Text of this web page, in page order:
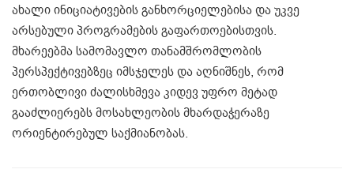
ახალი ინიციატივების განხორციელებისა და უკვე
არსებული პროგრამების გაფართოებისთვის.
მხარეებმა სამომავლო თანამშრომლობის
პერსპექტივებზეც იმსჯელეს და აღნიშნეს, რომ
ერთობლივი ძალისხმევა კიდევ უფრო მეტად
გააძლიერებს მოსახლეობის მხარდაჭერაზე
ორიენტირებულ საქმიანობას.